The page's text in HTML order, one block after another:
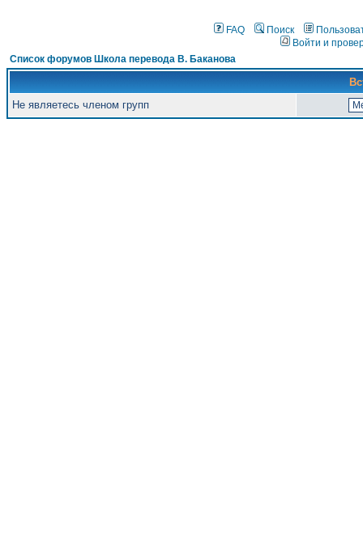
FAQ Поиск
Войти и
Список форумов Школа перевода В. Баканова
Не являетесь членом групп